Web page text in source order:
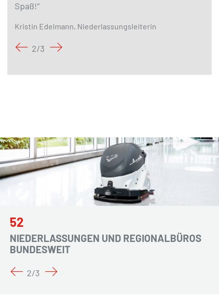
2/3
Spaß!“
Kristin Edelmann, Niederlassungsleiterin
2/3
52
NIEDERLASSUNGEN UND REGIONALBÜROS
BUNDESWEIT